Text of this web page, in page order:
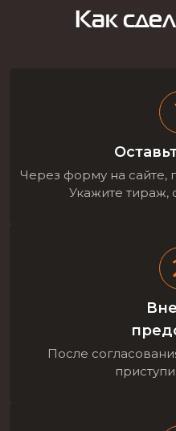
Как
Через форму на сайте,
Укажите тираж,
После